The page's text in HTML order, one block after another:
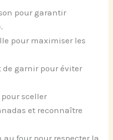
pour garantir
pour maximiser les
de garnir pour éviter
sceller
et reconnaître
four pour respecter la